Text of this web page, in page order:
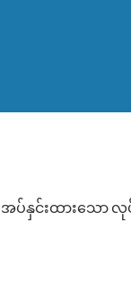
ပ်နှင်းထား‌သော